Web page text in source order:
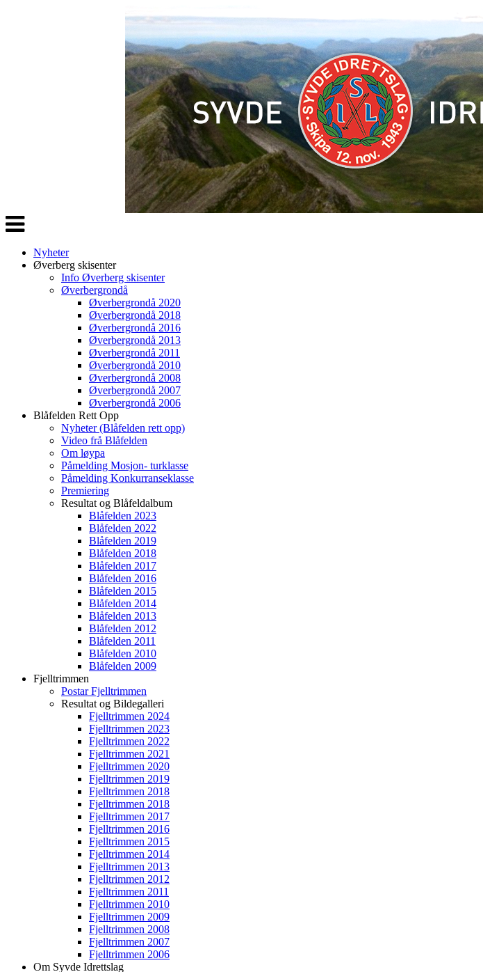
Veksle
navigasjon
Nyheter
Øverberg skisenter
Info Øverberg skisenter
Øverbergrondå
Øverbergrondå 2020
Øverbergrondå 2018
Øverbergrondå 2016
Øverbergrondå 2013
Øverbergrondå 2011
Øverbergrondå 2010
Øverbergrondå 2008
Øverbergrondå 2007
Øverbergrondå 2006
Blåfelden Rett Opp
Nyheter (Blåfelden rett opp)
Video frå Blåfelden
Om løypa
Påmelding Mosjon- turklasse
Påmelding Konkurranseklasse
Premiering
Resultat og Blåfeldalbum
Blåfelden 2023
Blåfelden 2022
Blåfelden 2019
Blåfelden 2018
Blåfelden 2017
Blåfelden 2016
Blåfelden 2015
Blåfelden 2014
Blåfelden 2013
Blåfelden 2012
Blåfelden 2011
Blåfelden 2010
Blåfelden 2009
Fjelltrimmen
Postar Fjelltrimmen
Resultat og Bildegalleri
Fjelltrimmen 2024
Fjelltrimmen 2023
Fjelltrimmen 2022
Fjelltrimmen 2021
Fjelltrimmen 2020
Fjelltrimmen 2019
Fjelltrimmen 2018
Fjelltrimmen 2018
Fjelltrimmen 2017
Fjelltrimmen 2016
Fjelltrimmen 2015
Fjelltrimmen 2014
Fjelltrimmen 2013
Fjelltrimmen 2012
Fjelltrimmen 2011
Fjelltrimmen 2010
Fjelltrimmen 2009
Fjelltrimmen 2008
Fjelltrimmen 2007
Fjelltrimmen 2006
Om Syvde Idrettslag